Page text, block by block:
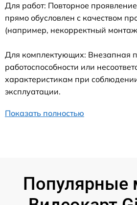
Для работ: Повторное
прямо обусловлен с качеством
(например, некорректный
Для комплектующих: Внезапная
работоспособности или
характеристикам при
эксплуатации.
Показать полностью
Популярные